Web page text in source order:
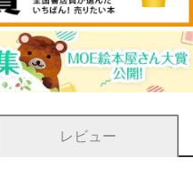
レビュー